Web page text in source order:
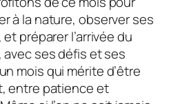
à la nature, observer ses
préparer l’arrivée du
avec ses défis et ses
mois qui mérite d’être
entre patience et